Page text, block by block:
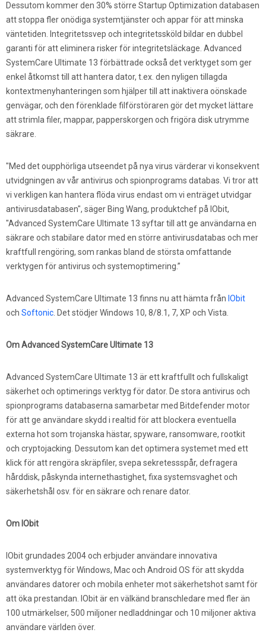
Dessutom kommer den 30% större Startup Optimization databasen
att stoppa fler onödiga systemtjänster och appar för att minska
väntetiden. Integritetssvep och integritetssköld bildar en dubbel
garanti för att eliminera risker för integritetsläckage. Advanced
SystemCare Ultimate 13 förbättrade också det verktyget som ger
enkel åtkomst till att hantera dator, t.ex. den nyligen tillagda
kontextmenyhanteringen som hjälper till att inaktivera oönskade
genvägar, och den förenklade filförstöraren gör det mycket lättare
att strimla filer, mappar, papperskorgen och frigöra disk utrymme
säkrare.
"Med det oupphörliga utseendet på nya virus värderar vi konsekvent
utvidgningen av vår antivirus och spionprograms databas. Vi tror att
vi verkligen kan hantera flöda virus endast om vi enträget utvidgar
antivirusdatabasen", säger Bing Wang, produktchef på IObit,
"Advanced SystemCare Ultimate 13 syftar till att ge användarna en
säkrare och stabilare dator med en större antivirusdatabas och mer
kraftfull rengöring, som rankas bland de största omfattande
verktygen för antivirus och systemoptimering.”
Advanced SystemCare Ultimate 13 finns nu att hämta från IObit
och Softonic . Det stödjer Windows 10, 8/8.1, 7, XP och Vista.
Om Advanced SystemCare Ultimate 13
Advanced SystemCare Ultimate 13 är ett kraftfullt och fullskaligt
säkerhet och optimerings verktyg för dator. De stora antivirus och
spionprograms databaserna samarbetar med Bitdefender motor
för att ge användare skydd i realtid för att blockera eventuella
externa hot som trojanska hästar, spyware, ransomware, rootkit
och cryptojacking. Dessutom kan det optimera systemet med ett
klick för att rengöra skräpfiler, svepa sekretessspår, defragera
hårddisk, påskynda internethastighet, fixa systemsvaghet och
säkerhetshål osv. för en säkrare och renare dator.
Om IObit
IObit grundades 2004 och erbjuder användare innovativa
systemverktyg för Windows, Mac och Android OS för att skydda
användares datorer och mobila enheter mot säkerhetshot samt för
att öka prestandan. IObit är en välkänd branschledare med fler än
100 utmärkelser, 500 miljoner nedladdningar och 10 miljoner aktiva
användare världen över.